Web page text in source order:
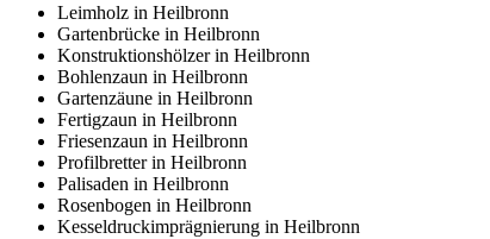
Leimholz in Heilbronn
Gartenbrücke in Heilbronn
Konstruktionshölzer in Heilbronn
Bohlenzaun in Heilbronn
Gartenzäune in Heilbronn
Fertigzaun in Heilbronn
Friesenzaun in Heilbronn
Profilbretter in Heilbronn
Palisaden in Heilbronn
Rosenbogen in Heilbronn
Kesseldruckimprägnierung in Heilbronn